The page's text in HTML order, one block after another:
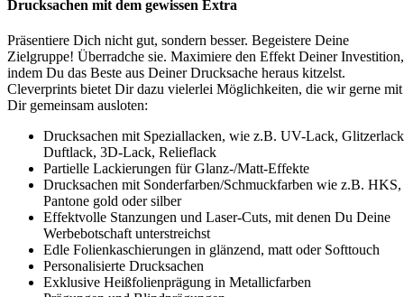
Drucksachen mit dem gewissen Extra
Präsentiere Dich nicht gut, sondern besser. Begeistere Deine
Zielgruppe! Überradche sie. Maximiere den Effekt Deiner Investition,
indem Du das Beste aus Deiner Drucksache heraus kitzelst.
Cleverprints bietet Dir dazu vielerlei Möglichkeiten, die wir gerne mit
Dir gemeinsam ausloten:
Drucksachen mit Speziallacken, wie z.B. UV-Lack,
Duftlack, 3D-Lack, Relieflack
Partielle Lackierungen für Glanz-/Matt-Effekte
Drucksachen mit Sonderfarben/Schmuckfarben wie z.B. HKS,
Pantone gold oder silber
Effektvolle Stanzungen und Laser-Cuts, mit denen Du Deine
Werbebotschaft unterstreichst
Edle Folienkaschierungen in glänzend, matt oder Softtouch
Personalisierte Drucksachen
Exklusive Heißfolienprägung in Metallicfarben